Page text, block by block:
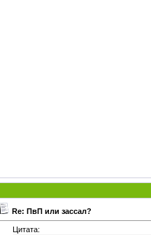
Re: ПвП или зассал?
Цитата: